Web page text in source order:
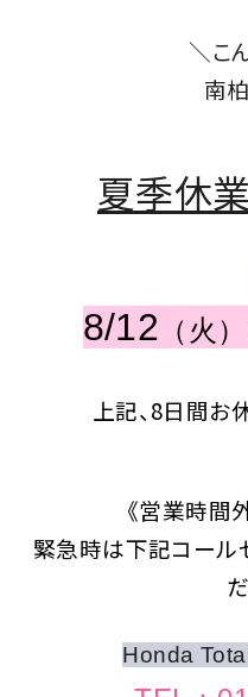
＼こ
南
夏季休
8/12 （火）
上記、8日間お
《営業時間
緊急時は下記コール
Honda